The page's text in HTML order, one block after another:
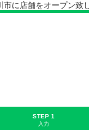
をオープン致しま
STEP 1
入力